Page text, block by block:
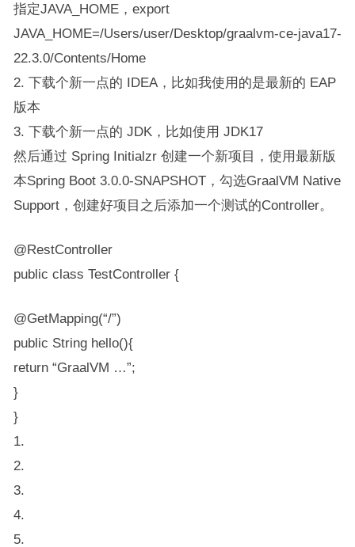
指定​​JAVA_HOME​​，export
JAVA_HOME=/Users/user/Desktop/graalvm-ce-java17-
22.3.0/Contents/Home
2. 下载个新一点的 IDEA，比如我使用的是最新的 EAP
版本
3. 下载个新一点的 JDK，比如使用 JDK17
然后通过 Spring Initialzr 创建一个新项目，使用最新版
本Spring Boot 3.0.0-SNAPSHOT，勾选​​GraalVM Native
Support​​​，创建好项目之后添加一个测试的​​Controller​​。
@RestController
public class TestController {
@GetMapping(“/”)
public String hello(){
return “GraalVM …”;
}
}
1.
2.
3.
4.
5.